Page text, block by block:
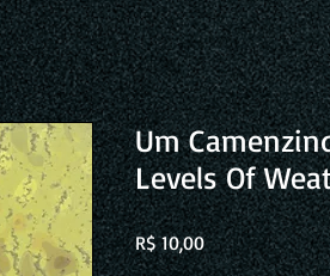
Um
Levels Of
R$ 10,00Preço